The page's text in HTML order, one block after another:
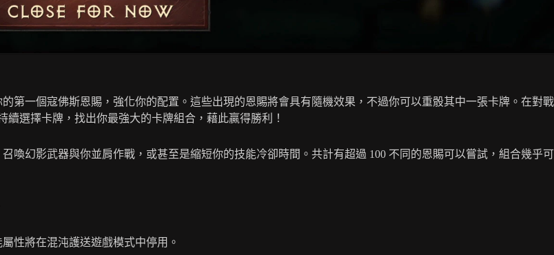
第一個寇佛斯恩賜，強化你的配置。這些出現的恩賜將會具有隨機效果，不過你可以重骰其中一張卡牌。在對戰
選擇卡牌，找出你最強大的卡牌組合，藉此贏得勝利！
喚幻影武器與你並肩作戰，或甚至是縮短你的技能冷卻時間。共計有超過 100 不同的恩賜可以嘗試，組合幾乎可
性將在混沌護送遊戲模式中停用。